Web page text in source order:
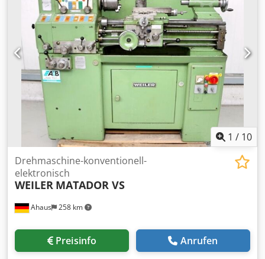
1 / 10
Ahaus 258 km
Drehmaschine-konventionell-
elektronisch
WEILER MATADOR VS
Preisinfo Anrufen